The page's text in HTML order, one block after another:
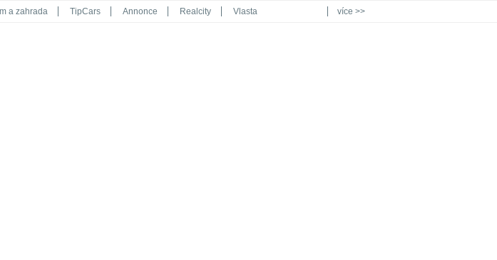
a zahrada TipCars Annonce Realcity Vlasta více >>